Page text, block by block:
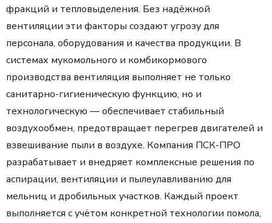
фракций и тепловыделения. Без надёжной
вентиляции эти факторы создают угрозу для
персонала, оборудования и качества продукции. В
системах мукомольного и комбикормового
производства вентиляция выполняет не только
санитарно-гигиеническую функцию, но и
технологическую — обеспечивает стабильный
воздухообмен, предотвращает перегрев двигателей и
взвешивание пыли в воздухе. Компания ПСК-ПРО
разрабатывает и внедряет комплексные решения по
аспирации, вентиляции и пылеулавливанию для
мельниц и дробильных участков. Каждый проект
выполняется с учётом конкретной технологии помола,